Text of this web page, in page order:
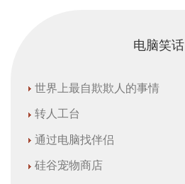
电脑笑话
世界上最自欺欺人的事情
转人工台
通过电脑找伴侣
硅谷宠物商店